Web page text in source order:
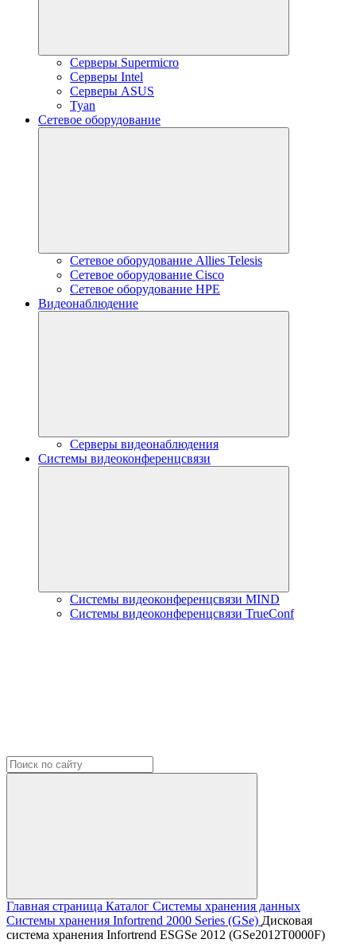
Серверы Supermicro
Серверы Intel
Серверы ASUS
Tyan
Сетевое оборудование
Сетевое оборудование Allies Telesis
Сетевое оборудование Cisco
Сетевое оборудование HPE
Видеонаблюдение
Серверы видеонаблюдения
Системы видеоконференцсвязи
Системы видеоконференцсвязи MIND
Системы видеоконференцсвязи TrueConf
Главная страница Каталог Системы хранения данных
Системы хранения Infortrend 2000 Series (GSe) Дисковая
система хранения Infortrend ESGSe 2012 (GSe2012T0000F)